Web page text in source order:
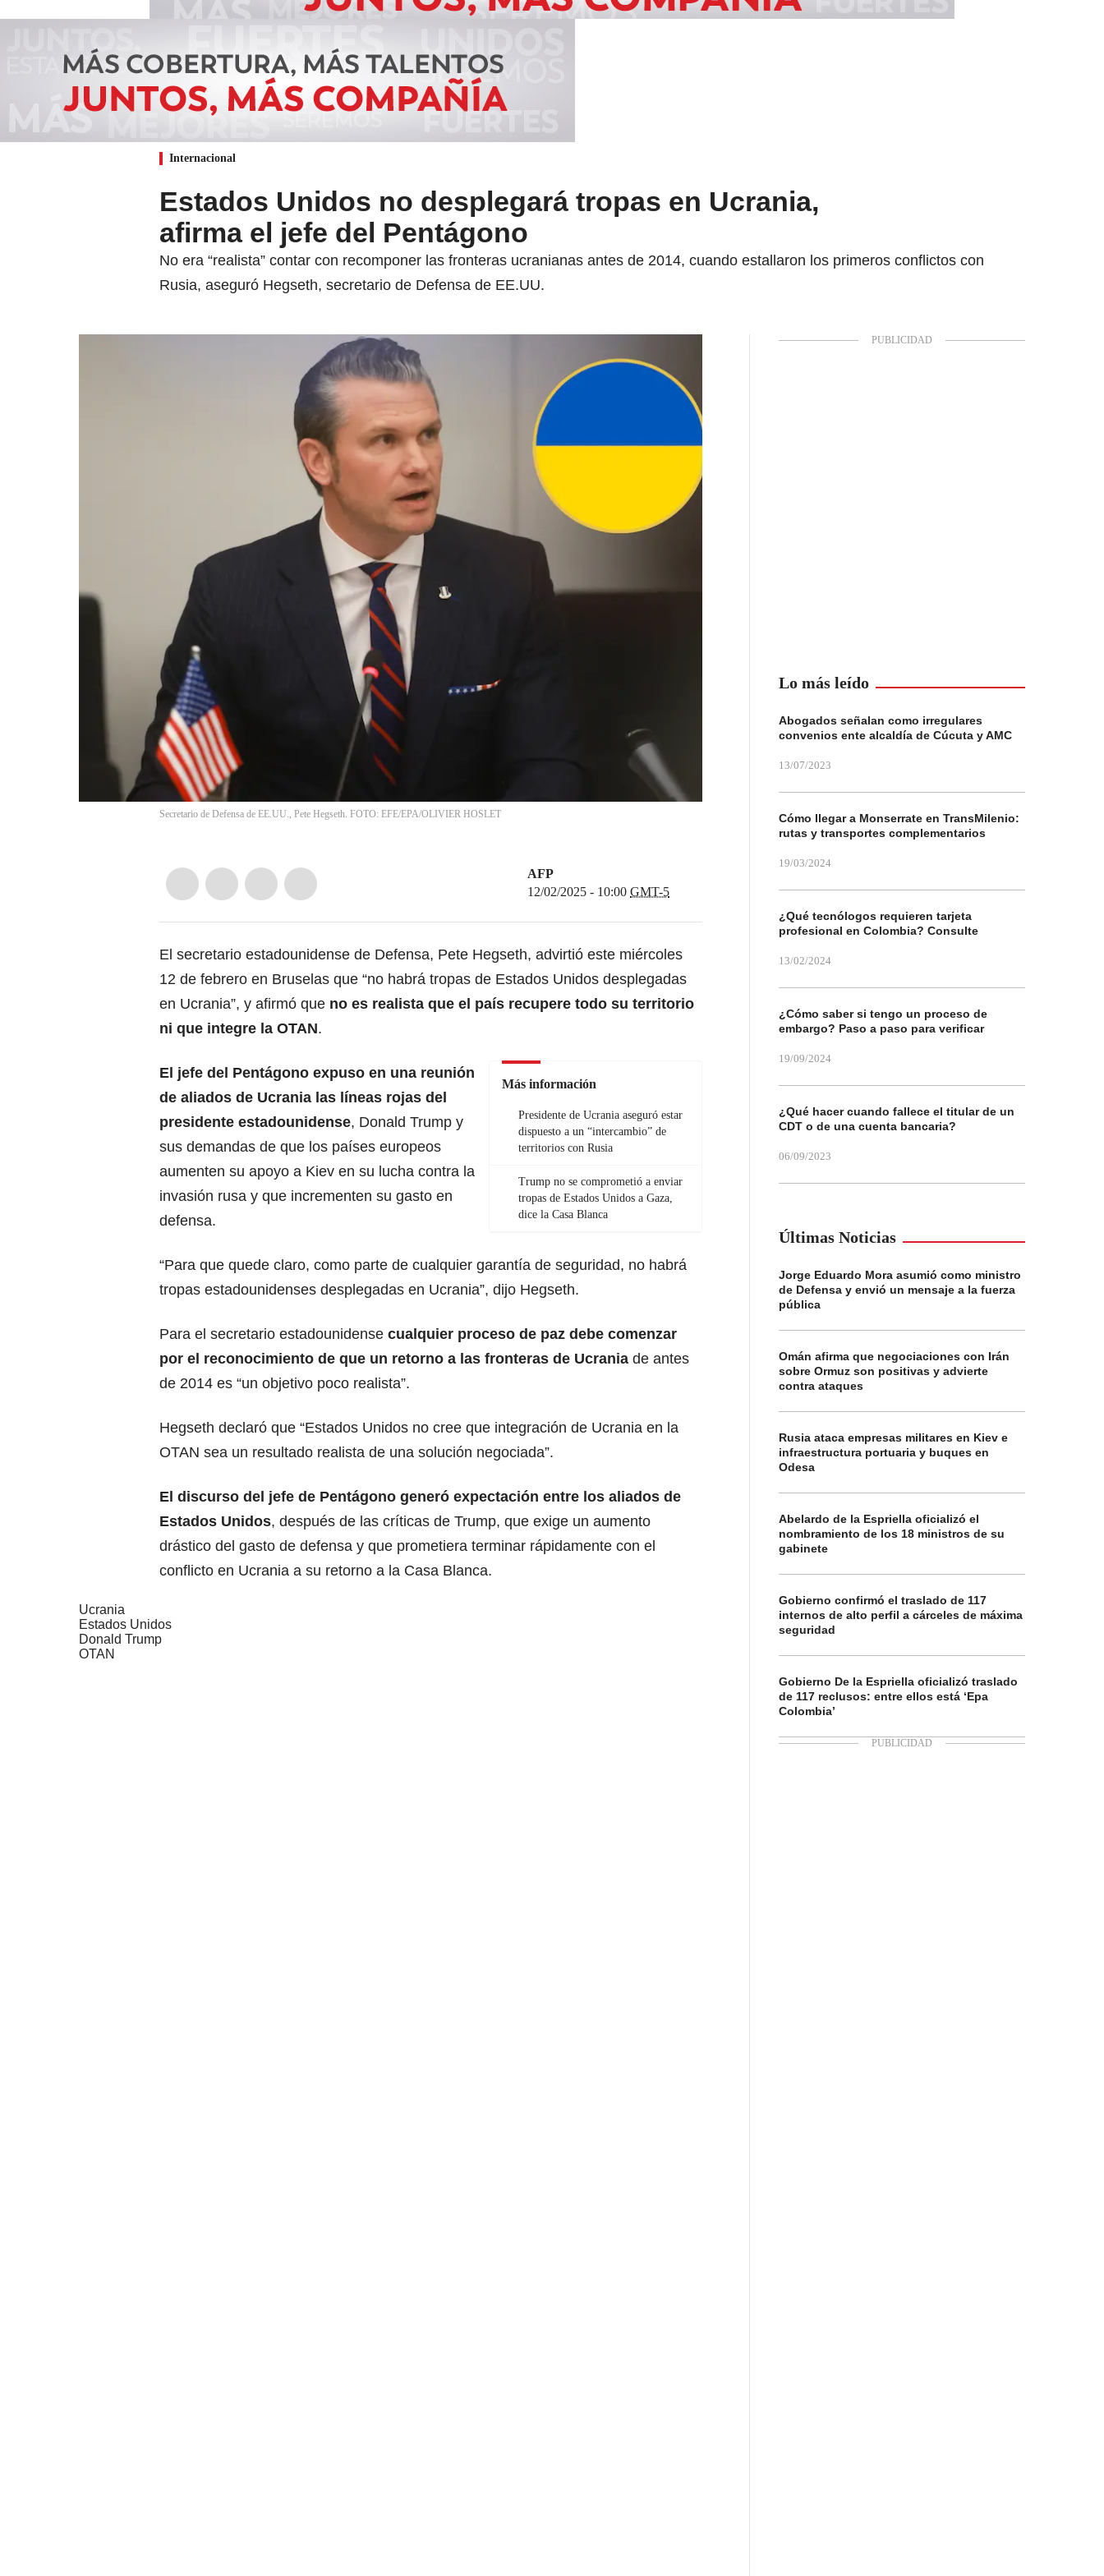
Internacional
Estados Unidos no desplegará tropas en Ucrania,
afirma el jefe del Pentágono
No era “realista” contar con recomponer las fronteras ucranianas antes de 2014, cuando estallaron los primeros conflictos con
Rusia, aseguró Hegseth, secretario de Defensa de EE.UU.
Secretario de Defensa de EE.UU., Pete Hegseth. FOTO: EFE/EPA/OLIVIER HOSLET
AFP
12/02/2025 - 10:00 GMT-5
El secretario estadounidense de Defensa, Pete Hegseth, advirtió este miércoles
12 de febrero en Bruselas que “no habrá tropas de Estados Unidos desplegadas
en Ucrania”, y afirmó que no es realista que el país recupere todo su territorio
ni que integre la OTAN.
Más información
Presidente de Ucrania aseguró estar
dispuesto a un “intercambio” de
territorios con Rusia
Trump no se comprometió a enviar
tropas de Estados Unidos a Gaza,
dice la Casa Blanca
El jefe del Pentágono expuso en una reunión
de aliados de Ucrania las líneas rojas del
presidente estadounidense, Donald Trump y
sus demandas de que los países europeos
aumenten su apoyo a Kiev en su lucha contra la
invasión rusa y que incrementen su gasto en
defensa.
“Para que quede claro, como parte de cualquier garantía de seguridad, no habrá
tropas estadounidenses desplegadas en Ucrania”, dijo Hegseth.
Para el secretario estadounidense cualquier proceso de paz debe comenzar
por el reconocimiento de que un retorno a las fronteras de Ucrania de antes
de 2014 es “un objetivo poco realista”.
Hegseth declaró que “Estados Unidos no cree que integración de Ucrania en la
OTAN sea un resultado realista de una solución negociada”.
El discurso del jefe de Pentágono generó expectación entre los aliados de
Estados Unidos, después de las críticas de Trump, que exige un aumento
drástico del gasto de defensa y que prometiera terminar rápidamente con el
conflicto en Ucrania a su retorno a la Casa Blanca.
Ucrania
Estados Unidos
Donald Trump
OTAN
Lo más leído
Abogados señalan como irregulares
convenios ente alcaldía de Cúcuta y AMC
13/07/2023
Cómo llegar a Monserrate en TransMilenio:
rutas y transportes complementarios
19/03/2024
¿Qué tecnólogos requieren tarjeta
profesional en Colombia? Consulte
13/02/2024
¿Cómo saber si tengo un proceso de
embargo? Paso a paso para verificar
19/09/2024
¿Qué hacer cuando fallece el titular de un
CDT o de una cuenta bancaria?
06/09/2023
Últimas Noticias
Jorge Eduardo Mora asumió como ministro
de Defensa y envió un mensaje a la fuerza
pública
Omán afirma que negociaciones con Irán
sobre Ormuz son positivas y advierte
contra ataques
Rusia ataca empresas militares en Kiev e
infraestructura portuaria y buques en
Odesa
Abelardo de la Espriella oficializó el
nombramiento de los 18 ministros de su
gabinete
Gobierno confirmó el traslado de 117
internos de alto perfil a cárceles de máxima
seguridad
Gobierno De la Espriella oficializó traslado
de 117 reclusos: entre ellos está ‘Epa
Colombia’